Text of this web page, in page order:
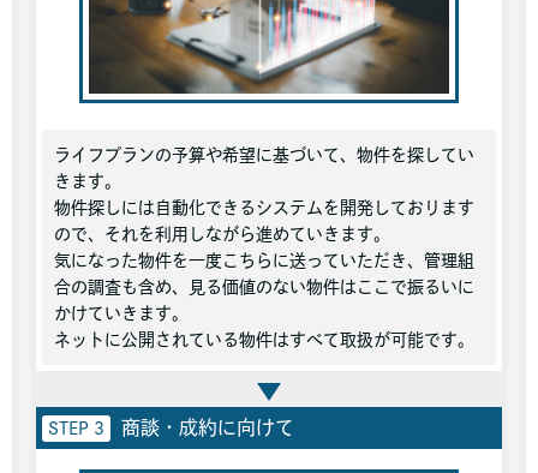
ライフプランの予算や希望に基づいて、物件を探してい
きます。
物件探しには自動化できるシステムを開発しております
ので、それを利用しながら進めていきます。
気になった物件を一度こちらに送っていただき、管理組
合の調査も含め、見る価値のない物件はここで振るいに
かけていきます。
ネットに公開されている物件はすべて取扱が可能です。
STEP 3 商談・成約に向けて